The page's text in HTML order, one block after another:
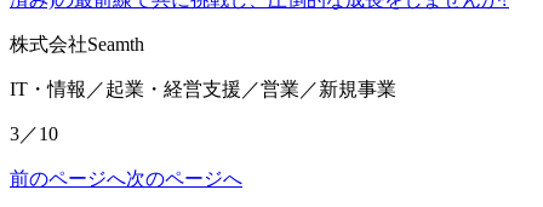
株式会社Seamth
IT・情報／起業・経営支援／営業／新規事業
3／10
前のページへ次のページへ